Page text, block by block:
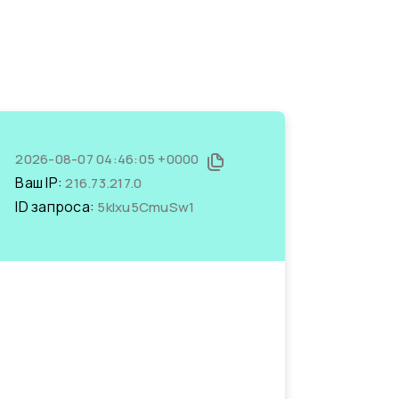
2026-08-07 04:46:05 +0000
Ваш IP:216.73.217.0
ID запроса: 5kIxu5CmuSw1